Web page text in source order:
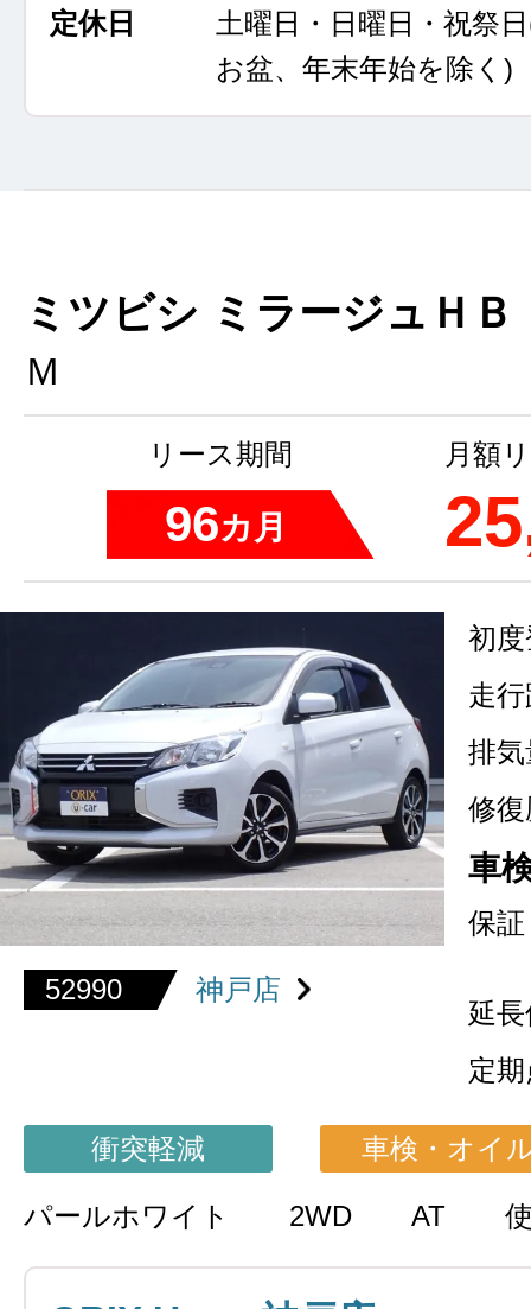
定休日
土曜日・日曜日・祝祭日
お盆、年末年始を除く)
ミツビシ ミラージュＨＢ
Ｍ
リース期間
96カ月
月額
52990 神戸店
初
走
排気
修復
車
保証
延
定
衝突軽減 車検・オイ
パールホワイト 2WD AT